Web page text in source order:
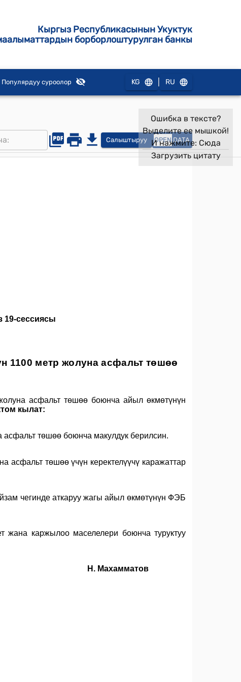
Кыргыз Республикасынын Укуктук
борборлоштурулган банкы
Популярдуу суроолор KG RU
Салыштыруу OPEN DATA
Ошибка в тексте?
Выделите ее мышкой!
И нажмите: Сюда
Загрузить цитату